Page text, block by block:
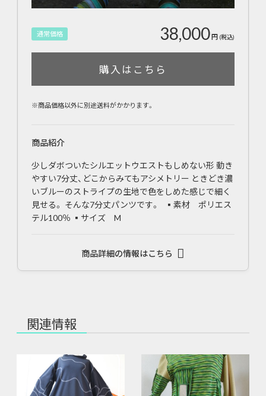
通常価格 38,000円 (税込)
購入はこちら
※商品価格以外に別途送料がかかります。
商品紹介
少しダボついたシルエットウエストもしめない形 動き
やすい7分丈、どこからみてもアシメトリー ときどき濃
いブルーのストライプの生地で色をしめた感じで細く
見せる。 そんな7分丈パンツです。 ▪素材 ポリエス
テル100％ ▪サイズ M
商品詳細の情報はこちら
関連情報